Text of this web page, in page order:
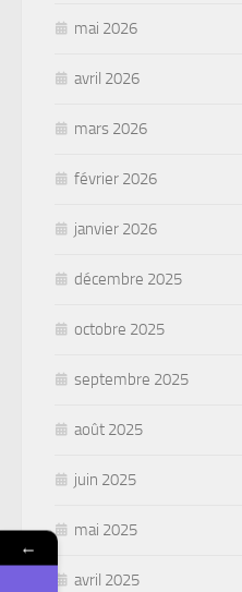
mai 2026
avril 2026
mars 2026
février 2026
janvier 2026
décembre 2025
octobre 2025
septembre 2025
août 2025
juin 2025
mai 2025
avril 2025
←